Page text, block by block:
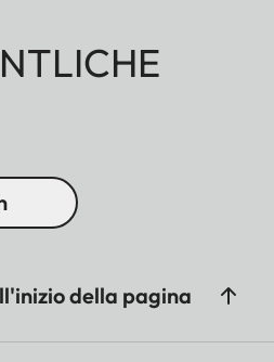
della pagina